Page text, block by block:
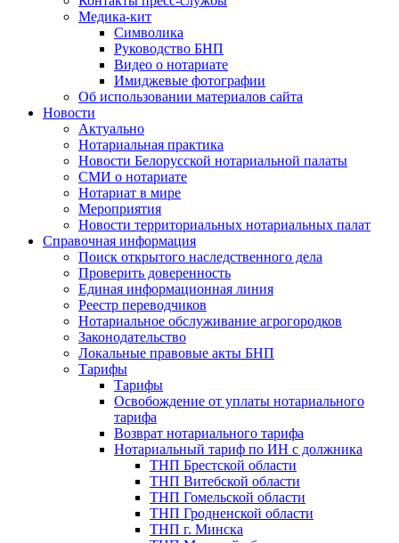
Медика-кит
Символика
Руководство БНП
Видео о нотариате
Имиджевые фотографии
Об использовании материалов сайта
Новости
Актуально
Нотариальная практика
Новости Белорусской нотариальной палаты
СМИ о нотариате
Нотариат в мире
Мероприятия
Новости территориальных нотариальных палат
Справочная информация
Поиск открытого наследственного дела
Проверить доверенность
Единая информационная линия
Реестр переводчиков
Нотариальное обслуживание агрогородков
Законодательство
Локальные правовые акты БНП
Тарифы
Тарифы
Освобождение от уплаты нотариального
тарифа
Возврат нотариального тарифа
Нотариальный тариф по ИН с должника
ТНП Брестской области
ТНП Витебской области
ТНП Гомельской области
ТНП Гродненской области
ТНП г. Минска